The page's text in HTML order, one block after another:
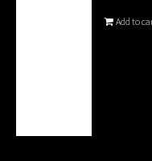
Add to